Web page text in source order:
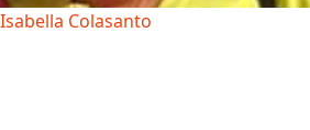
Isabella Colasanto